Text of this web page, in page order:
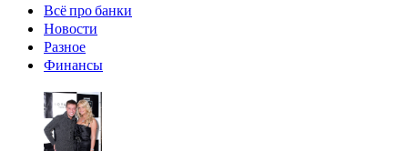
Всё про банки
Новости
Разное
Финансы